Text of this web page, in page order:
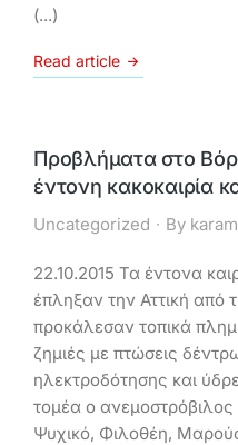
(...)
Read article
Προβλήματα στο
έντονη κακοκαιρία
Uncategorized By
22.10.2015 Τα έντονα
έπληξαν την Αττική από
προκάλεσαν τοπικά
ζημιές με πτώσεις
ηλεκτροδότησης και
τομέα ο
Ψυχικό, Φιλοθέη,